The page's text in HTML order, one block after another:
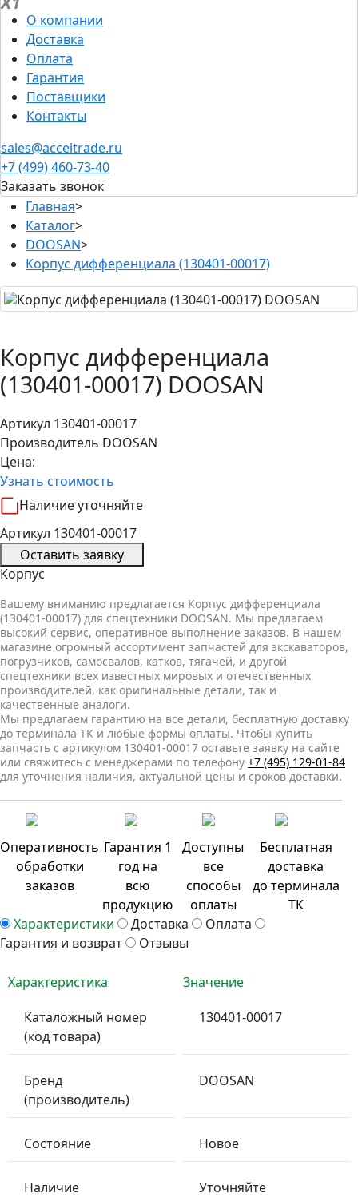
О компании
Доставка
Оплата
Гарантия
Поставщики
Контакты
sales@acceltrade.ru
+7 (499) 460-73-40
Заказать звонок
Главная>
Каталог>
DOOSAN>
Корпус дифференциала (130401-00017)
Корпус дифференциала
(130401-00017) DOOSAN
Артикул 130401-00017
Производитель DOOSAN
Цена:
Узнать стоимость
Наличие уточняйте
Артикул 130401-00017
Оставить заявку
Корпус
Вашему вниманию предлагается Корпус дифференциала
(130401-00017) для спецтехники DOOSAN. Мы предлагаем
высокий сервис, оперативное выполнение заказов. В нашем
магазине огромный ассортимент запчастей для экскаваторов,
погрузчиков, самосвалов, катков, тягачей, и другой
спецтехники всех известных мировых и отечественных
производителей, как оригинальные детали, так и
качественные аналоги.
Мы предлагаем гарантию на все детали, бесплатную доставку
до терминала ТК и любые формы оплаты. Чтобы купить
запчасть с артикулом 130401-00017 оставьте заявку на сайте
или свяжитесь с менеджерами по телефону +7 (495) 129-01-84
для уточнения наличия, актуальной цены и сроков доставки.
Оперативность
обработки
заказов
Гарантия 1
год на
всю
продукцию
Доступны
все
способы
оплаты
Бесплатная
доставка
до терминала
ТК
Характеристики
Доставка
Оплата
Гарантия и возврат
Отзывы
Характеристика
Значение
Каталожный номер
(код товара)
130401-00017
Бренд
(производитель)
DOOSAN
Состояние Новое
Наличие Уточняйте